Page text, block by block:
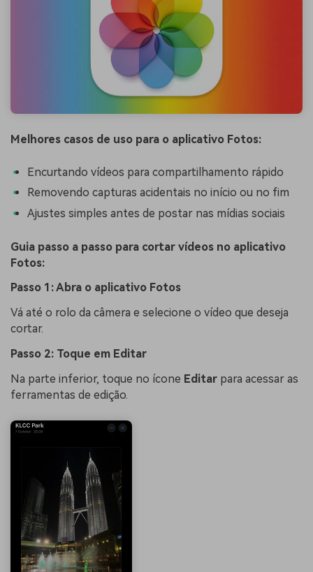
Melhores casos de uso para o aplicativo Fotos:
Encurtando vídeos para compartilhamento rápido
Removendo capturas acidentais no início ou no fim
Ajustes simples antes de postar nas mídias sociais
Guia passo a passo para cortar vídeos no aplicativo
Fotos:
Passo 1: Abra o aplicativo Fotos
Vá até o rolo da câmera e selecione o vídeo que deseja
cortar.
Passo 2: Toque em Editar
Na parte inferior, toque no ícone Editar para acessar as
ferramentas de edição.